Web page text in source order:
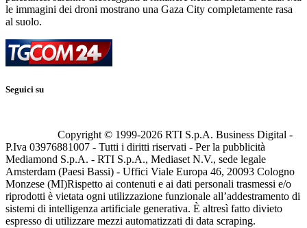
le immagini dei droni mostrano una Gaza City completamente rasa
al suolo.
Seguici su
Copyright © 1999-2026 RTI S.p.A. Business Digital -
P.Iva 03976881007 - Tutti i diritti riservati - Per la pubblicità
Mediamond S.p.A. - RTI S.p.A., Mediaset N.V., sede legale
Amsterdam (Paesi Bassi) - Uffici Viale Europa 46, 20093 Cologno
Monzese (MI)Rispetto ai contenuti e ai dati personali trasmessi e/o
riprodotti è vietata ogni utilizzazione funzionale all’addestramento di
sistemi di intelligenza artificiale generativa. È altresì fatto divieto
espresso di utilizzare mezzi automatizzati di data scraping.